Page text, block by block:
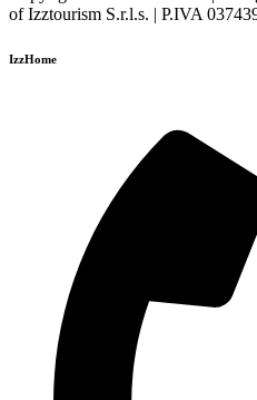
of Izztourism S.r.l.s. | P.IVA
IzzHome